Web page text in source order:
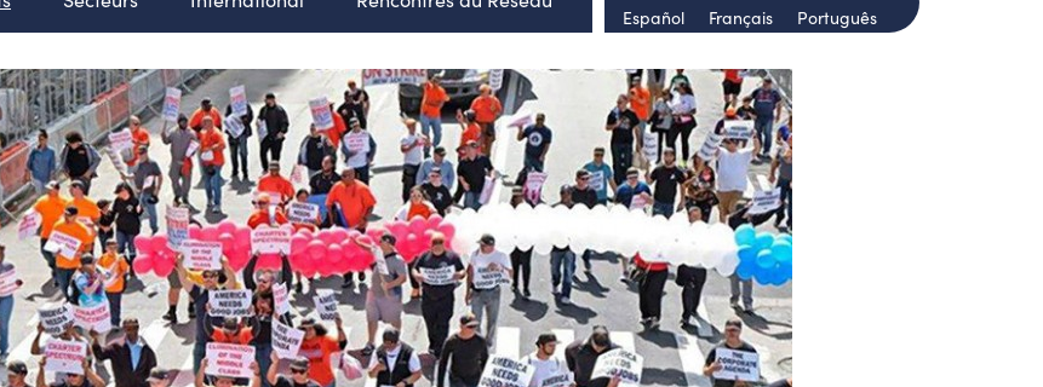
Español Français Português